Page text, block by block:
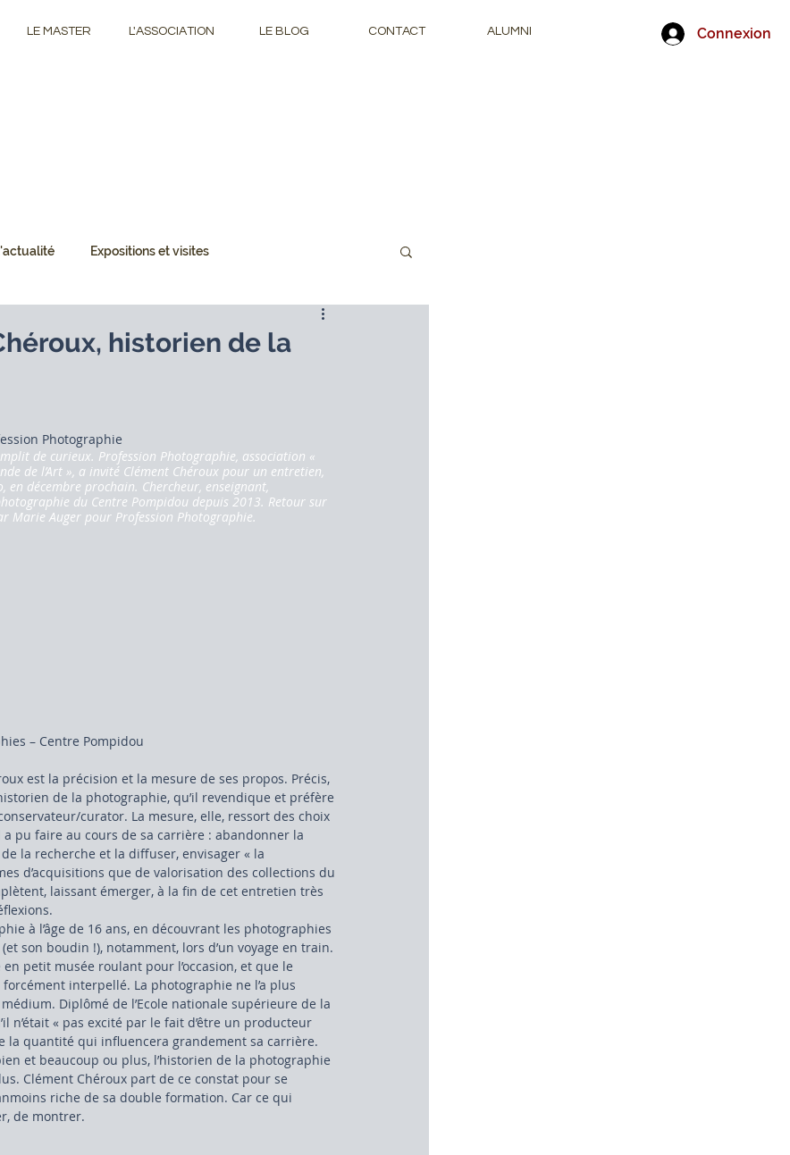
LE MASTER L'ASSOCIATION LE BLOG CONTACT ALUMNI Connexion
Expositions et visites
Tribune libre
historien de la
Photographie
de curieux. Profession Photographie, association «
de l’Art », a invité Clément Chéroux pour un entretien,
décembre prochain. Chercheur, enseignant,
du Centre Pompidou depuis 2013. Retour sur
Marie Auger pour Profession Photographie.
– Centre Pompidou
est la précision et la mesure de ses propos. Précis,
de la photographie, qu’il revendique et préfère
curator. La mesure, elle, ressort des choix
pu faire au cours de sa carrière : abandonner la
la recherche et la diffuser, envisager « la
d’acquisitions que de valorisation des collections du
laissant émerger, à la fin de cet entretien très
à l’âge de 16 ans, en découvrant les photographies
son boudin !), notamment, lors d’un voyage en train.
petit musée roulant pour l’occasion, et que le
interpellé. La photographie ne l’a plus
Diplômé de l’Ecole nationale supérieure de la
n’était « pas excité par le fait d’être un producteur
la quantité qui influencera grandement sa carrière.
et beaucoup ou plus, l’historien de la photographie
Clément Chéroux part de ce constat pour se
riche de sa double formation. Car ce qui
de montrer.